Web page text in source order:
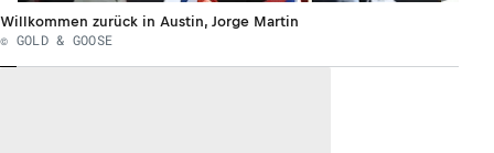
Willkommen zurück in Austin, Jorge Martin
© GOLD & GOOSE